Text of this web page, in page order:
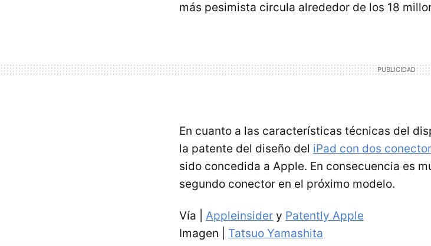
más pesimista circula alrededor de los 18
En cuanto a las características técnicas del
la patente del diseño del iPad con dos
sido concedida a Apple. En consecuencia es
segundo conector en el próximo modelo.
Vía | Appleinsider y Patently Apple
Imagen | Tatsuo Yamashita